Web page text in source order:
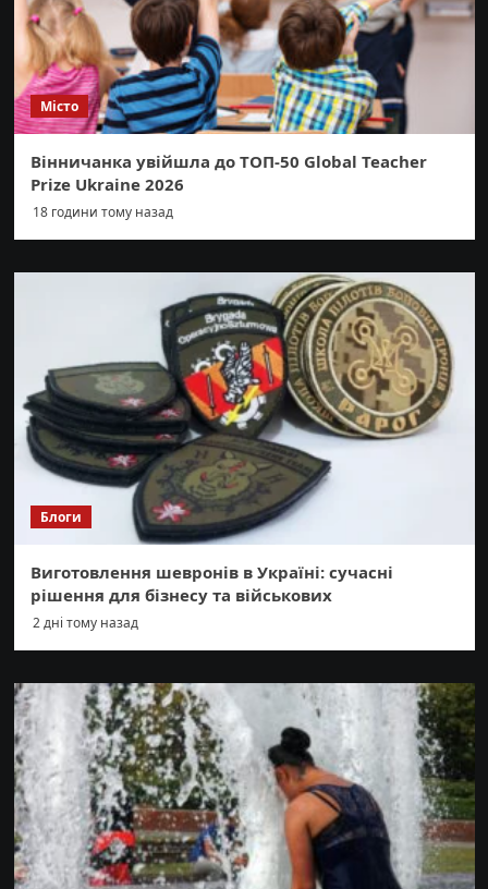
Місто
Вінничанка увійшла до ТОП-50 Global Teacher
Prize Ukraine 2026
18 години тому назад
Блоги
Виготовлення шевронів в Україні: сучасні
рішення для бізнесу та військових
2 дні тому назад